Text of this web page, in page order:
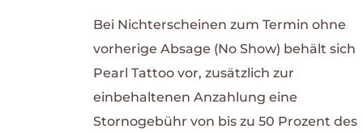
Bei Nichterscheinen zum Termin ohne
vorherige Absage (No Show) behält sich
Pearl Tattoo vor, zusätzlich zur
einbehaltenen Anzahlung eine
Stornogebühr von bis zu 50 Prozent des